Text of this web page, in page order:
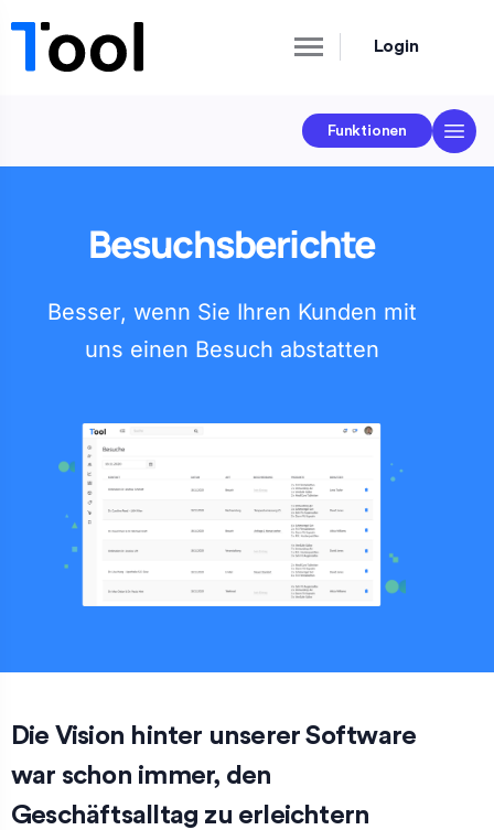
Login
Funktionen
Besuchsberichte
Besser, wenn Sie Ihren Kunden mit
uns einen Besuch abstatten
Die Vision hinter unserer Software
war schon immer, den
Geschäftsalltag zu erleichtern